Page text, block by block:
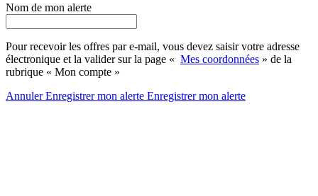
Nom de mon alerte
Pour recevoir les offres par e-mail, vous devez saisir votre adresse
électronique et la valider sur la page « Mes coordonnées » de la
rubrique « Mon compte »
AnnulerEnregistrer mon alerte Enregistrermon alerte